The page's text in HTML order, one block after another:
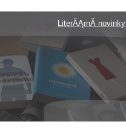
LiterĂĄrnĂ­ novinky